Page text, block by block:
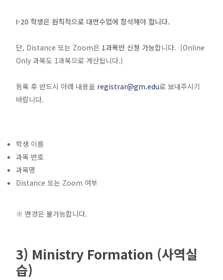
I-20 학생은 원칙적으로 대면수업에 참석해야 합니다.
단, Distance 또는 Zoom은 1과목만 신청 가능합니다. (Online
Only 과목도 1과목으로 계산됩니다.)
등록 후 반드시 아래 내용을 registrar@gm.edu로 보내주시기
바랍니다.
학생 이름
과목 번호
과목명
Distance 또는 Zoom 여부
※ 변경은 불가능합니다.
3) Ministry Formation (사역실
습)